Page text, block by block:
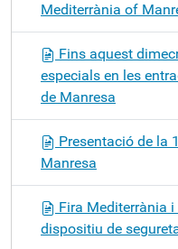
Mediterrània of
Fins aquest
especials en les
de Manresa
Presentació de la
Manresa
Fira Mediterrània
dispositiu de